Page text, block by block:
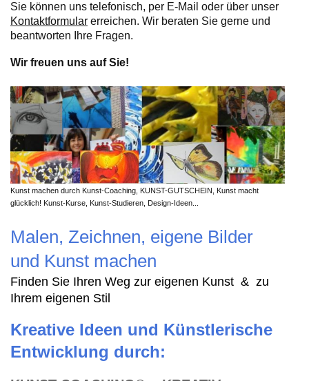
Sie können uns telefonisch, per E-Mail oder über unser
Kontaktformular erreichen. Wir beraten Sie gerne und
beantworten Ihre Fragen.
Wir freuen uns auf Sie!
Kunst machen durch Kunst-Coaching, KUNST-GUTSCHEIN, Kunst macht
glücklich! Kunst-Kurse, Kunst-Studieren, Design-Ideen...
Malen, Zeichnen, eigene Bilder
und Kunst machen
Finden Sie Ihren Weg zur eigenen Kunst & zu
Ihrem eigenen Stil
Kreative Ideen und Künstlerische
Entwicklung durch: